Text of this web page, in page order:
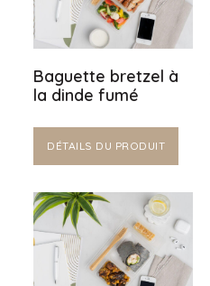
Baguette bretzel à
la dinde fumé
DÉTAILS DU PRODUIT